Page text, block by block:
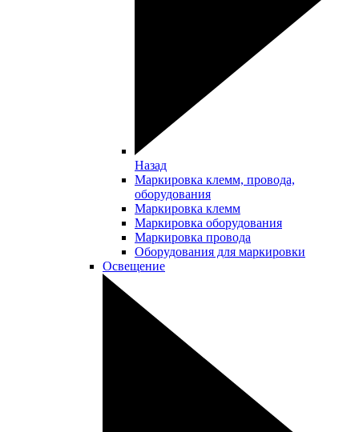
Назад
Маркировка клемм, провода,
оборудования
Маркировка клемм
Маркировка оборудования
Маркировка провода
Оборудования для маркировки
Освещение